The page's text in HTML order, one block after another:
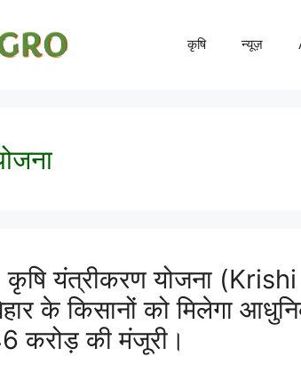
कृषि न्यूज़
यंत्रीकरण योजना
के किसानों को मिलेगा
करोड़ की मंजूरी।